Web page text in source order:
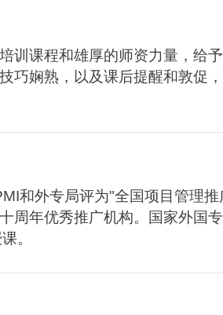
训课程和雄厚的师资力量，给
巧娴熟，以及课后提醒和敦促
和外专局评为"全国项目管理
周年优秀推广机构。国家外国
。